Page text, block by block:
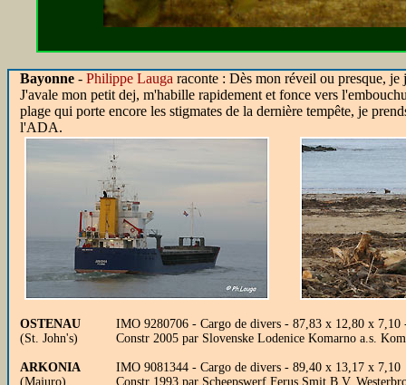
Bayonne - Philippe Lauga raconte : Dès mon réveil ou presque,
J'avale mon petit dej, m'habille rapidement et fonce vers
plage qui porte encore les stigmates de la dernière tempête, je
l'ADA.
OSTENAU
(St. John's)
IMO 9280706 - Cargo de divers - 87,83 x 12,80 x
Constr 2005 par Slovenske Lodenice Komarno a.s.
ARKONIA
(Majuro)
IMO 9081344 - Cargo de divers - 89,40 x 13,17 x
Constr 1993 par Scheepswerf Ferus Smit B.V.